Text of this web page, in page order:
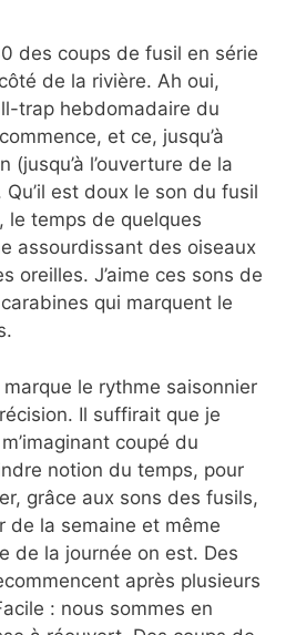
des coups de fusil en série
de la rivière. Ah oui,
trap hebdomadaire du
et ce, jusqu’à
(jusqu’à l’ouverture de la
est doux le son du fusil
le temps de quelques
assourdissant des oiseaux
oreilles. J’aime ces sons de
qui marquent le
le rythme saisonnier
Il suffirait que je
coupé du
notion du temps, pour
grâce aux sons des fusils,
de la semaine et même
de la journée on est. Des
après plusieurs
: nous sommes en